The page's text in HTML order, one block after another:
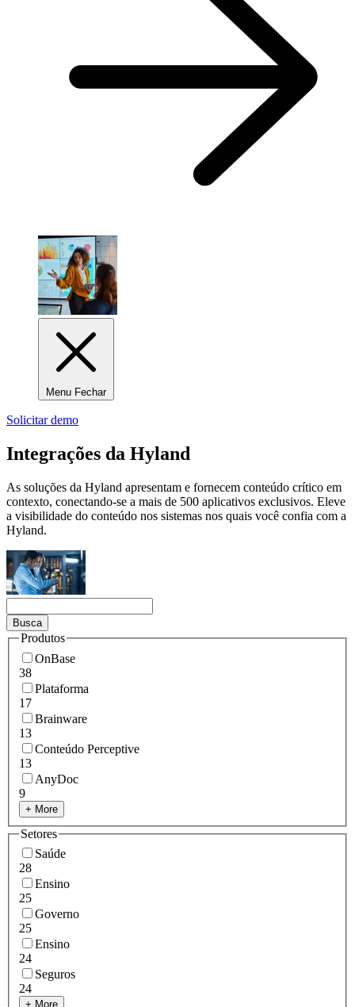
Menu Fechar
Solicitar demo
Integrações da Hyland
As soluções da Hyland apresentam e fornecem conteúdo crítico em
contexto, conectando-se a mais de 500 aplicativos exclusivos. Eleve
a visibilidade do conteúdo nos sistemas nos quais você confia com a
Hyland.
Produtos
OnBase
38
Plataforma
17
Brainware
13
Conteúdo Perceptive
13
AnyDoc
9
+ More
Setores
Saúde
28
Ensino
25
Governo
25
Ensino
24
Seguros
24
+ More